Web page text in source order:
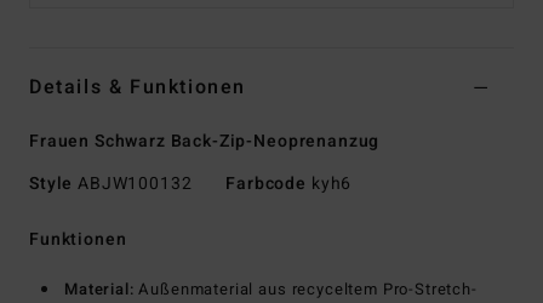
Details & Funktionen
Frauen Schwarz Back-Zip-Neoprenanzug
Style ABJW100132 Farbcode kyh6
Funktionen
Material: Außenmaterial aus recyceltem Pro-Stretch-